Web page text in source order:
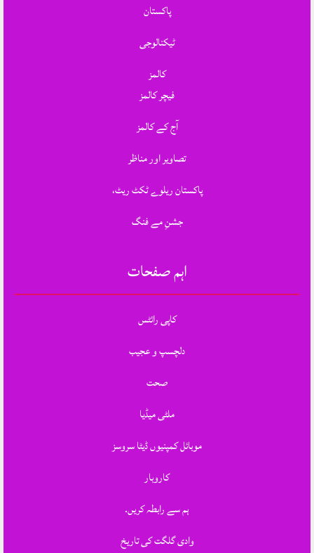
پاکستان
ٹیکنالوجی
کالمز
فیچر کالمز
آج کے کالمز
تصاویر اور مناظر
پاکستان ریلوے ٹکٹ ریٹ،
جشنِ مے فنگ
اہم صفحات
کاپی رائٹس
دلچسپ و عجیب
صحت
ملٹی میڈیا
موبائل کمپنیوں ڈیٹا سروسز
کاروبار
ہم سے رابطہ کریں.
وادی گلگت کی تاریخ